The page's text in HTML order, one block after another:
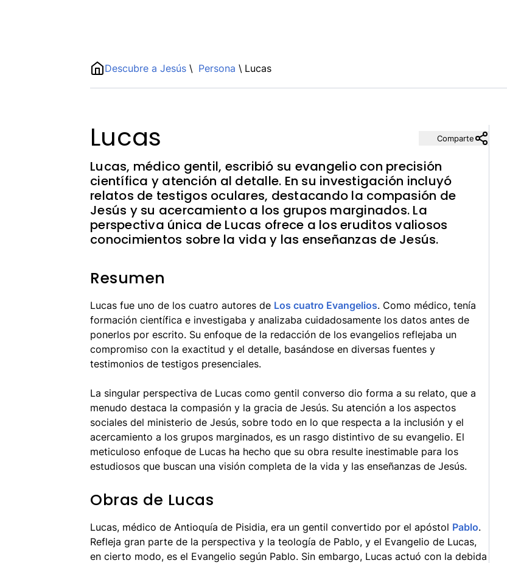
Descubre a Jesús \ Persona \ Lucas
Lucas
Lucas, médico gentil, escribió su evangelio con precisión
científica y atención al detalle. En su investigación incluyó
relatos de testigos oculares, destacando la compasión de
Jesús y su acercamiento a los grupos marginados. La
perspectiva única de Lucas ofrece a los eruditos valiosos
conocimientos sobre la vida y las enseñanzas de Jesús.
Comparte
Resumen
Lucas fue uno de los cuatro autores de Los cuatro Evangelios. Como médico, tenía
formación científica e investigaba y analizaba cuidadosamente los datos antes de
ponerlos por escrito. Su enfoque de la redacción de los evangelios reflejaba un
compromiso con la exactitud y el detalle, basándose en diversas fuentes y
testimonios de testigos presenciales.
La singular perspectiva de Lucas como gentil converso dio forma a su relato, que a
menudo destaca la compasión y la gracia de Jesús. Su atención a los aspectos
sociales del ministerio de Jesús, sobre todo en lo que respecta a la inclusión y el
acercamiento a los grupos marginados, es un rasgo distintivo de su evangelio. El
meticuloso enfoque de Lucas ha hecho que su obra resulte inestimable para los
estudiosos que buscan una visión completa de la vida y las enseñanzas de Jesús.
Obras de Lucas
Lucas, médico de Antioquía de Pisidia, era un gentil convertido por el apóstol Pablo.
Refleja gran parte de la perspectiva y la teología de Pablo, y el Evangelio de Lucas,
en cierto modo, es el Evangelio según Pablo. Sin embargo, Lucas actuó con la debida
ShortDescription